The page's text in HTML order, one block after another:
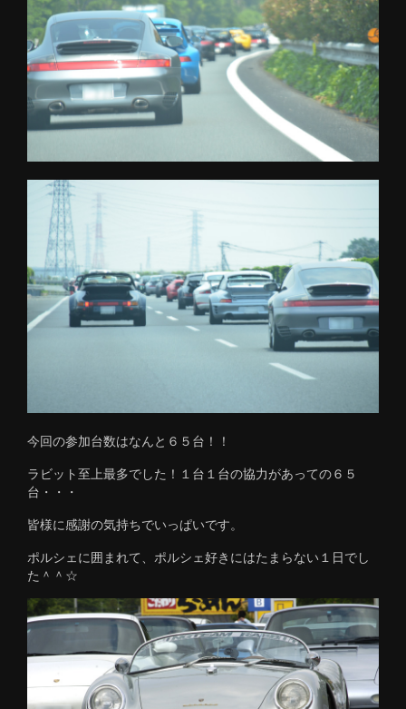
今回の参加台数はなんと６５台！！
ラビット至上最多でした！１台１台の協力があっての６５
台・・・
皆様に感謝の気持ちでいっぱいです。
ポルシェに囲まれて、ポルシェ好きにはたまらない１日でし
た＾＾☆